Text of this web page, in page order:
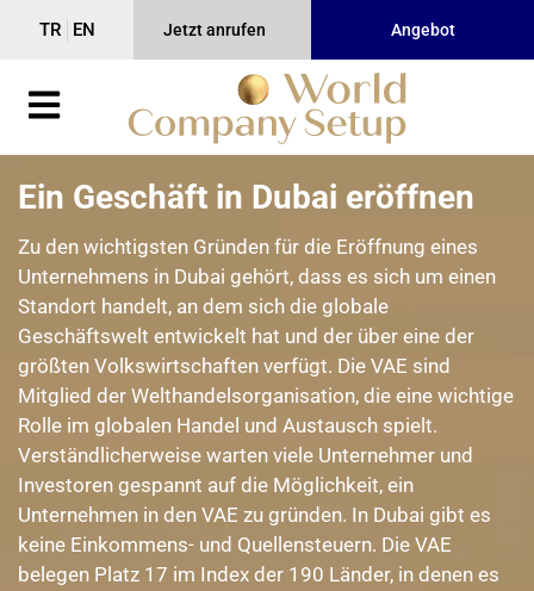
TR EN Jetzt anrufen Angebot
Ein Geschäft in Dubai eröffnen
Zu den wichtigsten Gründen für die Eröffnung eines
Unternehmens in Dubai gehört, dass es sich um einen
Standort handelt, an dem sich die globale
Geschäftswelt entwickelt hat und der über eine der
größten Volkswirtschaften verfügt. Die VAE sind
Mitglied der Welthandelsorganisation, die eine wichtige
Rolle im globalen Handel und Austausch spielt.
Verständlicherweise warten viele Unternehmer und
Investoren gespannt auf die Möglichkeit, ein
Unternehmen in den VAE zu gründen. In Dubai gibt es
keine Einkommens- und Quellensteuern. Die VAE
belegen Platz 17 im Index der 190 Länder, in denen es